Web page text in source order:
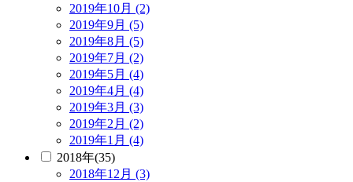
2019年10月 (2)
2019年9月 (5)
2019年8月 (5)
2019年7月 (2)
2019年5月 (4)
2019年4月 (4)
2019年3月 (3)
2019年2月 (2)
2019年1月 (4)
2018年(35)
2018年12月 (3)